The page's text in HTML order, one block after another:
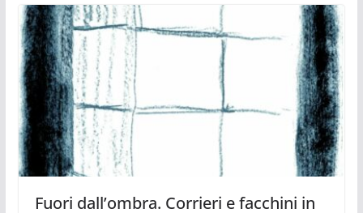
Fuori dall’ombra. Corrieri e facchini in